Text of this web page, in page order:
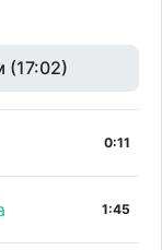
(17:02)
0:11
1:45